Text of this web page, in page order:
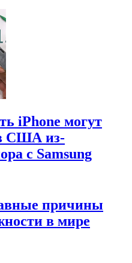
iPhone могут
США из-
с Samsung
причины
в мире